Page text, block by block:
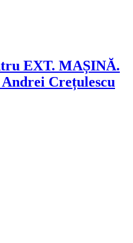
EXT. MAȘINĂ.
Crețulescu